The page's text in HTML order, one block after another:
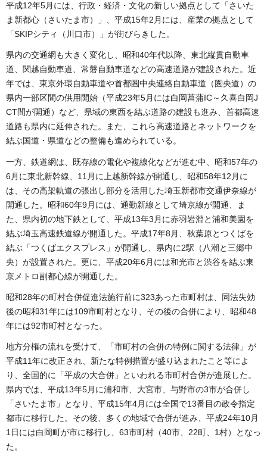
平成12年5月には、行政・経済・文化の新しい拠点として「さいた
ま新都心（さいたま市）」、平成15年2月には、産業の拠点として
「SKIPシティ（川口市）」が街びらきした。
県内の交通網も大きく変化し、昭和40年代以降、東北縦貫自動車
道、関越自動車道、常磐自動車道などの高速道路が建設された。近
年では、東京外環自動車道や首都圏中央連絡自動車道（圏央道）の
県内一部区間の供用開始（平成23年5月には白岡菖蒲IC～久喜白岡J
CT間が開通）など、県域の東西を結ぶ道路の建設も進み、首都高速
道路も県内に延伸された。また、これら高速道路とネットワークを
結ぶ国道・県道などの整備も進められている。
一方、鉄道網は、既存線の電化や複線化などが進む中、昭和57年の
6月に東北新幹線、11月に上越新幹線が開通し、昭和58年12月に
は、その高架軌道の張出し部分を活用した埼玉新都市交通伊奈線が
開通した。昭和60年9月には、通勤新線として埼京線が開通、ま
た、県内初の地下鉄として、平成13年3月に赤羽岩淵と浦和美園を
結ぶ埼玉高速鉄道線が開通した。平成17年8月、秋葉原とつくばを
結ぶ「つくばエクスプレス」が開通し、県内に2駅（八潮と三郷中
央）が設置された。更に、平成20年6月には和光市と渋谷を結ぶ東
京メトロ副都心線が開通した。
昭和28年の町村合併促進法施行前に323あった市町村は、同法失効
後の昭和31年には109市町村となり、その後の合併により、昭和48
年には92市町村となった。
地方分権の流れを受けて、「市町村の合併の特例に関する法律」が
平成11年に改正され、新たな特例措置が盛り込まれたこと等によ
り、全国的に「平成の大合併」といわれる市町村合併が進展した。
県内では、平成13年5月に浦和市、大宮市、与野市の3市が合併し
「さいたま市」となり、平成15年4月には全国で13番目の政令指定
都市に移行した。その後、多くの地域で合併が進み、平成24年10月
1日には白岡町が市に移行し、63市町村（40市、22町、1村）となっ
た。